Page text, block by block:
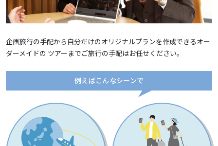
企画旅行の手配から自分だけのオリジナルプランを作成できるオー
ダーメイドの ツアーまでご旅行の手配はお任せください。
例えばこんなシーンで